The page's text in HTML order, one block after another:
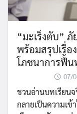
“มะเร็งตับ”
พร้อมสรุปเรื่อ
โภชนาการฟื้
07/
ชวนอ่านบทเรียนจ
กลายเป็นความเข้